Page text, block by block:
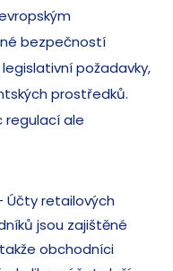
bezpečností
požadavky,
prostředků.
regulací ale
Účty retailových
jsou zajištěné
obchodníci